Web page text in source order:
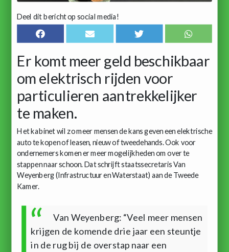
Deel dit bericht op social media!
Er komt meer geld beschikbaar
om elektrisch rijden voor
particulieren aantrekkelijker
te maken.
Het kabinet wil zo meer mensen de kans geven een elektrische
auto te kopen of leasen, nieuw of tweedehands. Ook voor
ondernemers komen er meer mogelijkheden om over te
stappen naar schoon. Dat schrijft staatssecretaris Van
Weyenberg (Infrastructuur en Waterstaat) aan de Tweede
Kamer.
Van Weyenberg: “Veel meer mensen
krijgen de komende drie jaar een steuntje
in de rug bij de overstap naar een